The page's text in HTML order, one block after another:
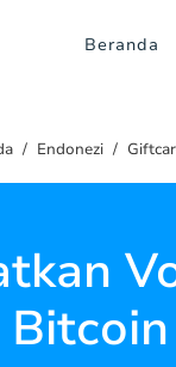
Beranda
Endonezi